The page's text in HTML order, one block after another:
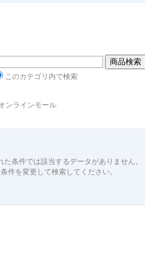
このカテゴリ内で検索
ンラインモール
た条件では該当するデータがありません。
条件を変更して検索してください。